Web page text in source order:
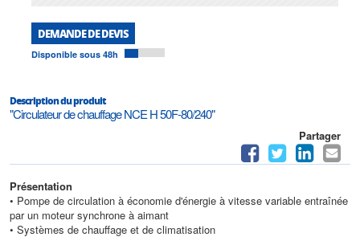
DEMANDE DE DEVIS
Disponible sous 48h
Description du produit
"Circulateur de chauffage NCE H 50F-80/240"
Partager
Présentation
• Pompe de circulation à économie d'énergie à vitesse variable entraînée
par un moteur synchrone à aimant
• Systèmes de chauffage et de climatisation